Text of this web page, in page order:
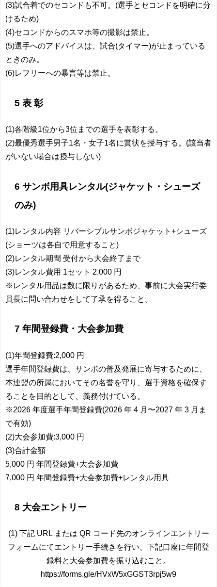
(3)試合着でのセコンドも不可。(選手とセコンドを明確に分
けるため)
(4)セコンドからのスマホ等の撮影は禁止。
(5)選手へのアドバイスは、試合(タイマー)が止まっている
ときのみ。
(6)レフリーへの暴言等は禁止。
5 表 彰
(1)各階級1位から3位までの選手を表彰する。
(2)最優秀選手男子1名・女子1名に賞状を授与する。(該当者
がいない場合は授与しない)
6 サンボ用具レンタル(ジャケット・シューズ
のみ)
(1)レンタル内容 リバーシブルサンボジャケット+シューズ
(ショーツは各自で用意すること)
(2)レンタル期間 受付から大会終了まで
(3)レンタル費用 1セット 2,000 円
※レンタル用品は数に限りがあるため、事前に大会実行委
員長に問い合わせをして了承を得ること。
7 年間登録費・大会参加費
(1)年間登録費:2,000 円
選手年間登録費は、サンボの普及発展に寄与するために、
本連盟の所属においてその名誉を守り、選手資格を確保す
ることを目的として、義務付けている。
※2026 年度選手年間登録費(2026 年 4 月〜2027 年 3 月ま
で有効)
(2)大会参加費:3,000 円
(3)合計金額
5,000 円 年間登録費+大会参加費
7,000 円 年間登録費+大会参加費+レンタル用具
8 大会エントリー
(1) 下記 URL または QR コード先のオンラインエントリー
フォームにてエントリー手続きを行い、下記口座に年間登
録料と大会参加費を振り込むこと。
https://forms.gle/HVxW5xGGST3rpj5w9